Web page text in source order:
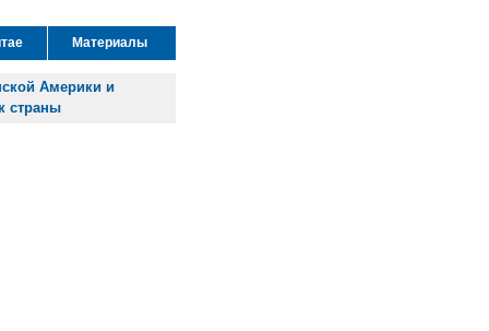
Español
Материалы
Америки и
страны